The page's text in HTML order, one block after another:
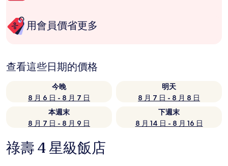
用會員價省更多
查看這些日期的價格
今晚
8 月 6 日 - 8 月 7 日
明天
8 月 7 日 - 8 月 8 日
本週末
8 月 7 日 - 8 月 9 日
下週末
8 月 14 日 - 8 月 16 日
祿壽 4 星級飯店